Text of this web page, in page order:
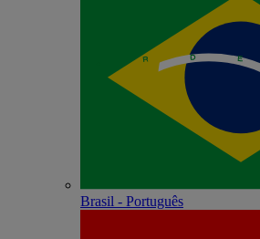
Brasil - Português